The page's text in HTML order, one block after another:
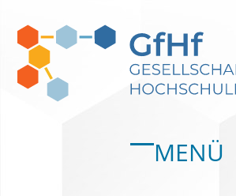
content
MENÜ
Open
Close